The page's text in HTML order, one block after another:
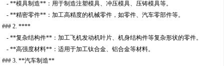
- **模具制造**：用于制造注塑模具、冲压模具、压铸模具等。
- **精密零件**：加工高精度的机械零件，如零件、汽车零部件等。
### 2. ****
- **复杂结构件**：加工飞机发动机叶片、机身结构件等复杂形状的零件。
- **高强度材料**：适用于加工钛合金、铝合金等材料。
### 3. **汽车制造**